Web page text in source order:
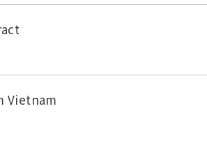
Vietnam